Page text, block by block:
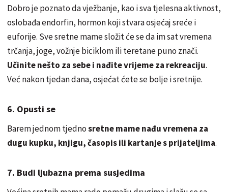
Dobro je poznato da vježbanje, kao i sva tjelesna aktivnost,
oslobađa endorfin, hormon koji stvara osjećaj sreće i
euforije. Sve sretne mame složit će se da im sat vremena
trčanja, joge, vožnje biciklom ili teretane puno znači.
Učinite nešto za sebe i nađite vrijeme za rekreaciju.
Već nakon tjedan dana, osjećat ćete se bolje i sretnije.
6. Opusti se
Barem jednom tjednosretne mame nađu vremena za
dugu kupku, knjigu, časopis ili kartanje s prijateljima.
7. Budi ljubazna prema susjedima